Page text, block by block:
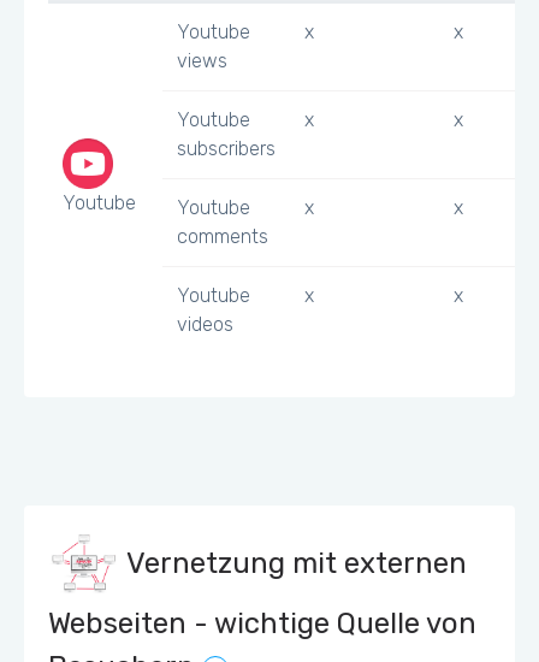
Youtube
Youtube
views
x x
Youtube
subscribers
x x
Youtube
comments
x x
Youtube
videos
x x
Vernetzung mit externen
Webseiten - wichtige Quelle von